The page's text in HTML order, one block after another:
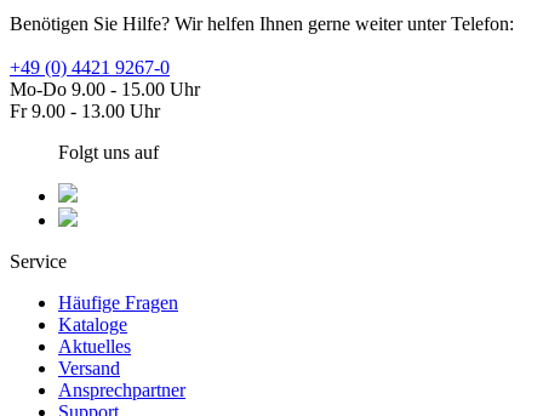
Benötigen Sie Hilfe? Wir helfen Ihnen gerne weiter unter Telefon:
+49 (0) 4421 9267-0
Mo-Do 9.00 - 15.00 Uhr
Fr 9.00 - 13.00 Uhr
Folgt uns auf
Service
Häufige Fragen
Kataloge
Aktuelles
Versand
Ansprechpartner
Support